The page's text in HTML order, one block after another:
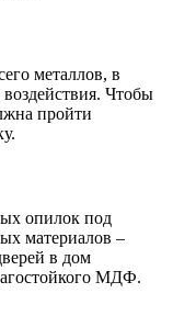
металлов, в
воздействия. Чтобы
пройти
опилок под
материалов –
в дом
МДФ.